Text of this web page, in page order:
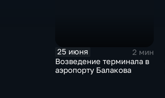
25 июня
2 мин
Возведение терминала в
аэропорту Балакова